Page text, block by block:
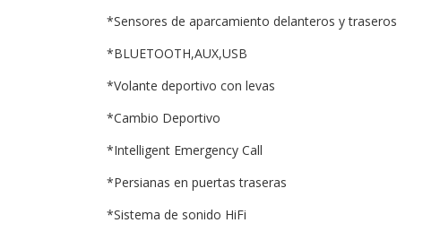
*Sensores de aparcamiento delanteros y traseros
*BLUETOOTH,AUX,USB
*Volante deportivo con levas
*Cambio Deportivo
*Intelligent Emergency Call
*Persianas en puertas traseras
*Sistema de sonido HiFi